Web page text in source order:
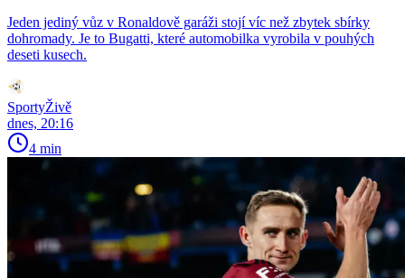
Jeden jediný vůz v Ronaldově garáži stojí víc než zbytek sbírky
dohromady. Je to Bugatti, které automobilka vyrobila v pouhých
deseti kusech.
SportyŽivě
dnes, 20:16
4 min